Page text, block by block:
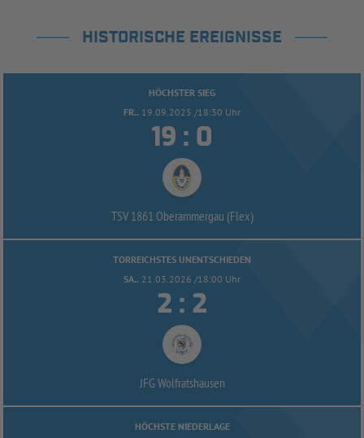
HISTORISCHE EREIGNISSE
HÖCHSTER SIEG
FR.. 19.09.2025 /18:30 Uhr
 : 
TSV 1861 Oberammergau (Flex)
TORREICHSTES UNENTSCHIEDEN
SA.. 21.03.2026 /18:00 Uhr
 : 
JFG Wolfratshausen
HÖCHSTE NIEDERLAGE